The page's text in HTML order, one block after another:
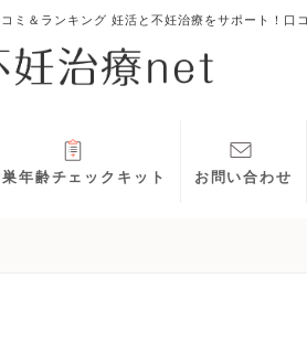
ミ＆ランキング 妊活と不妊治療をサポート！口
巣年齢チェックキット お問い合わせ